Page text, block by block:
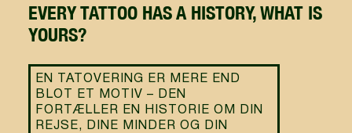
EVERY TATTOO HAS A HISTORY, WHAT IS
YOURS?
EN TATOVERING ER MERE END
BLOT ET MOTIV – DEN
FORTÆLLER EN HISTORIE OM DIN
REJSE, DINE MINDER OG DIN